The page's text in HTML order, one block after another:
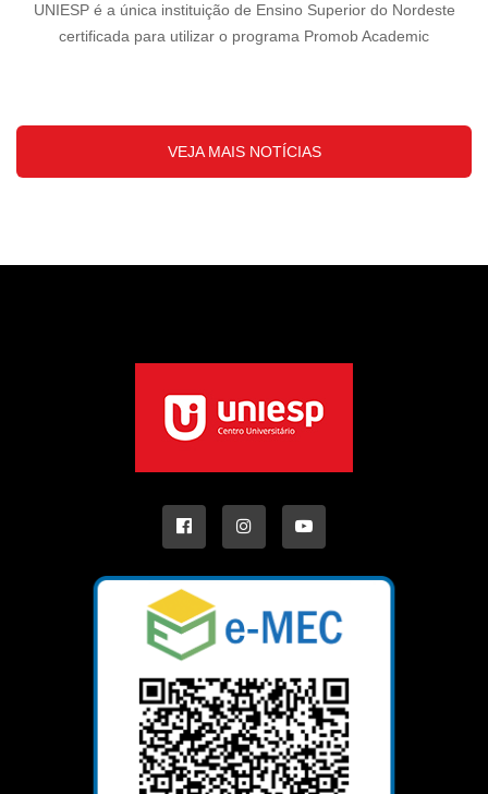
UNIESP é a única instituição de Ensino Superior do Nordeste
certificada para utilizar o programa Promob Academic
VEJA MAIS NOTÍCIAS